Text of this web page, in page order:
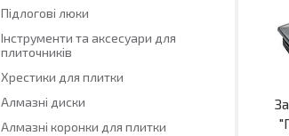
Підлогові люки
Інструменти та аксесуари для
плиточників
Хрестики для плитки
Алмазні диски
Алмазні коронки для плитки